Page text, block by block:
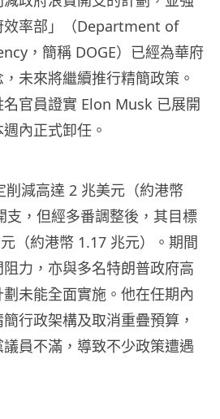
效率部」（Department of
，簡稱 DOGE）已經為華府
未來將繼續推行精簡政策。
官員證實 Elon Musk 已展開
內正式卸任。
減高達 2 兆美元（約港幣
支，但經多番調整後，其目標
（約港幣 1.17 兆元）。期間
力，亦與多名特朗普政府高
未能全面實施。他在任期內
行政架構及取消重疊預算，
員不滿，導致不少政策遭遇